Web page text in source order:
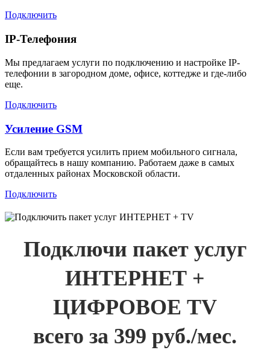
Подключить
IP-Телефония
Мы предлагаем услуги по подключению и настройке IP-
телефонии в загородном доме, офисе, коттедже и где-либо
еще.
Подключить
Усиление GSM
Если вам требуется усилить прием мобильного сигнала,
обращайтесь в нашу компанию. Работаем даже в самых
отдаленных районах Московской области.
Подключить
Подключи пакет услуг
ИНТЕРНЕТ +
ЦИФРОВОЕ TV
всего за 399 руб./мес.